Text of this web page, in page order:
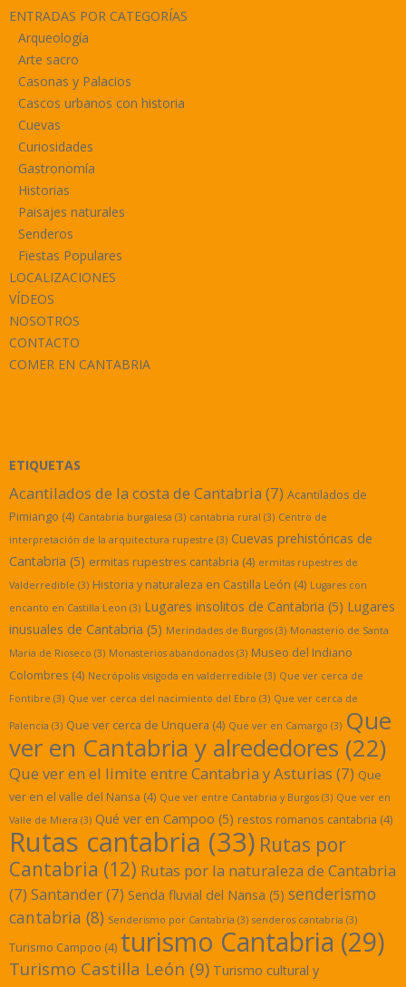
ENTRADAS POR CATEGORÍAS
Arqueología
Arte sacro
Casonas y Palacios
Cascos urbanos con historia
Cuevas
Curiosidades
Gastronomía
Historias
Paisajes naturales
Senderos
Fiestas Populares
LOCALIZACIONES
VÍDEOS
NOSOTROS
CONTACTO
COMER EN CANTABRIA
ETIQUETAS
Acantilados de la costa de Cantabria (7) Acantilados de
Pimiango (4) Cantabria burgalesa (3) cantabria rural (3) Centro de
interpretación de la arquitectura rupestre (3) Cuevas prehistóricas de
Cantabria (5) ermitas rupestres cantabria (4) ermitas rupestres de
Valderredible (3) Historia y naturaleza en Castilla León (4) Lugares con
encanto en Castilla Leon (3) Lugares insolitos de Cantabria (5) Lugares
inusuales de Cantabria (5) Merindades de Burgos (3) Monasterio de Santa
Maria de Rioseco (3) Monasterios abandonados (3) Museo del Indiano
Colombres (4) Necrópolis visigoda en valderredible (3) Que ver cerca de
Fontibre (3) Que ver cerca del nacimiento del Ebro (3) Que ver cerca de
Palencia (3) Que ver cerca de Unquera (4) Que ver en Camargo (3) Que
ver en Cantabria y alrededores (22)
Que ver en el limite entre Cantabria y Asturias (7) Que
ver en el valle del Nansa (4) Que ver entre Cantabria y Burgos (3) Que ver en
Valle de Miera (3) Qué ver en Campoo (5) restos romanos cantabria (4)
Rutas cantabria (33) Rutas por
Cantabria (12) Rutas por la naturaleza de Cantabria
(7) Santander(7) Senda fluvial del Nansa (5) senderismo
cantabria (8) Senderismo por Cantabria (3) senderos cantabria (3)
Turismo Campoo (4) turismo Cantabria (29)
Turismo Castilla León (9) Turismo cultural y